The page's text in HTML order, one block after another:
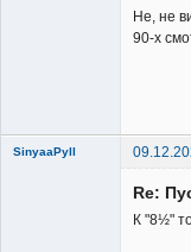
Не, не
90-х
SinyaaPyll
Re:
К "8½"